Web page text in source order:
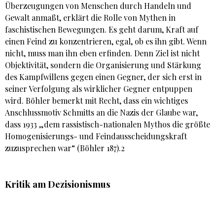
Überzeugungen von Menschen durch Handeln und
Gewalt anmaßt, erklärt die Rolle von Mythen in
faschistischen Bewegungen. Es geht darum, Kraft auf
einen Feind zu konzentrieren, egal, ob es ihn gibt. Wenn
nicht, muss man ihn eben erfinden. Denn Ziel ist nicht
Objektivität, sondern die Organisierung und Stärkung
des Kampfwillens gegen einen Gegner, der sich erst in
seiner Verfolgung als wirklicher Gegner entpuppen
wird. Böhler bemerkt mit Recht, dass ein wichtiges
Anschlussmotiv Schmitts an die Nazis der Glaube war,
dass 1933 „dem rassistisch-nationalen Mythos die größte
Homogenisierungs- und Feindausscheidungskraft
zuzusprechen war“ (Böhler 187).2
Kritik am Dezisionismus